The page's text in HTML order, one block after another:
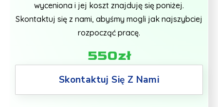
wyceniona i jej koszt znajduję się poniżej.
Skontaktuj się z nami, abyśmy mogli jak najszybciej
rozpocząć pracę.
550zł
Skontaktuj Się Z Nami